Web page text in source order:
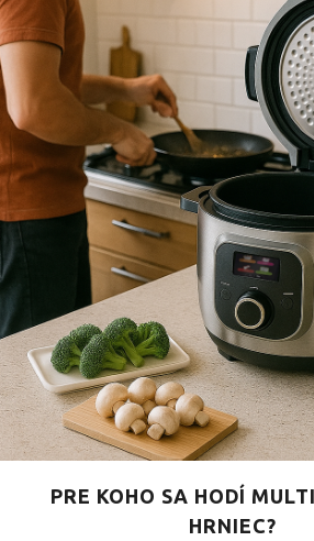
PRE KOHO SA HODÍ
HRNIEC?